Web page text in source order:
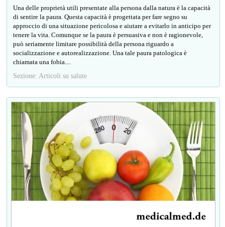
Una delle proprietà utili presentate alla persona dalla natura è la capacità
di sentire la paura. Questa capacità è progettata per fare segno su
approccio di una situazione pericolosa e aiutare a evitarlo in anticipo per
tenere la vita. Comunque se la paura è persuasiva e non è ragionevole,
può seriamente limitare possibilità della persona riguardo a
socializzazione e autorealizzazione. Una tale paura patologica è
chiamata una fobia....
Sezione: Articoli su salute